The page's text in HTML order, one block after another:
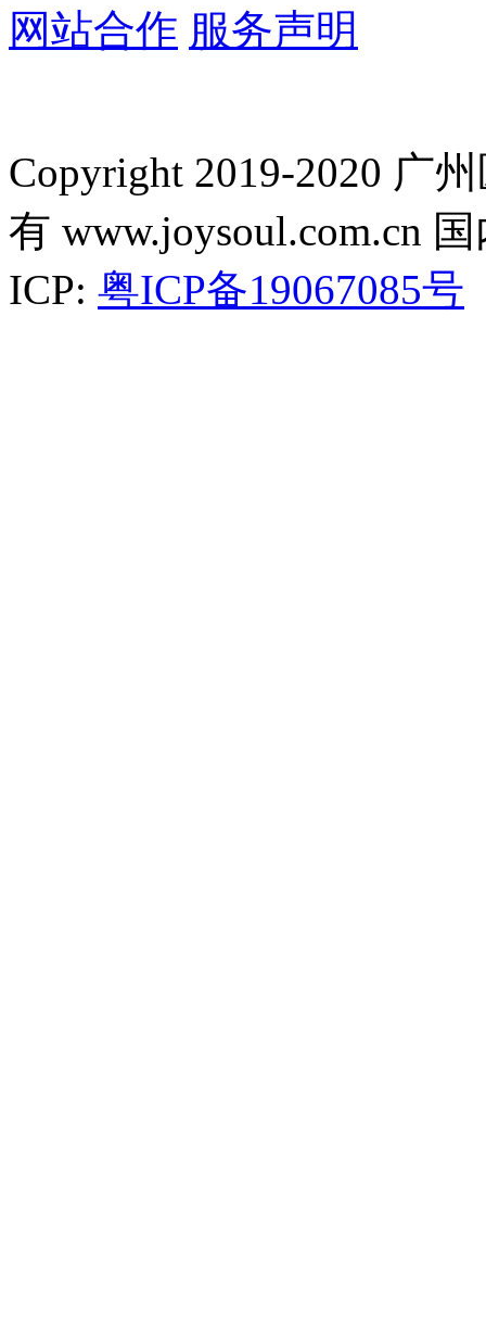
网站合作 服务声明
Copyright 2019-2020 广
有 www.joysoul.com.cn
ICP: 粤ICP备19067085号